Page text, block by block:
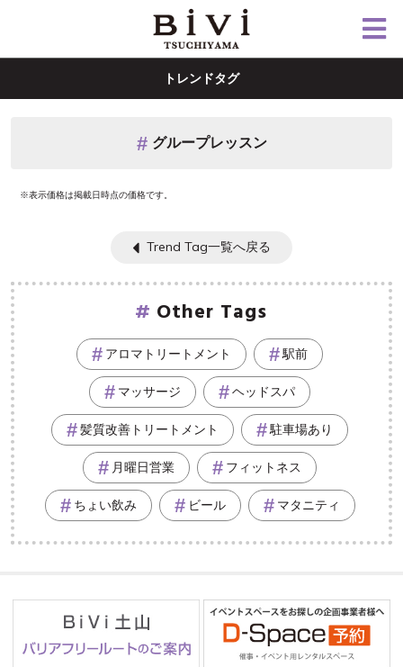
トレンドタグ
グループレッスン
※表示価格は掲載日時点の価格です。
Trend Tag一覧へ戻る
Other Tags
アロマトリートメント 駅前
マッサージ ヘッドスパ
髪質改善トリートメント 駐車場あり
月曜日営業 フィットネス
ちょい飲み ビール マタニティ